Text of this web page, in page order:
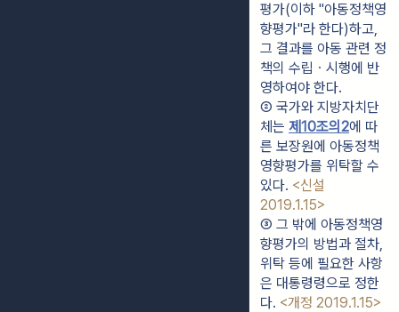
평가(이하 "아동정책영
향평가"라 한다)하고,
그 결과를 아동 관련 정
책의 수립ㆍ시행에 반
영하여야 한다.
② 국가와 지방자치단
체는 제10조의2에 따
른 보장원에 아동정책
영향평가를 위탁할 수
있다. <신설
2019.1.15>
③ 그 밖에 아동정책영
향평가의 방법과 절차,
위탁 등에 필요한 사항
은 대통령령으로 정한
다. <개정 2019.1.15>